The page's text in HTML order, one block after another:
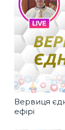
Вервиця
ефірі